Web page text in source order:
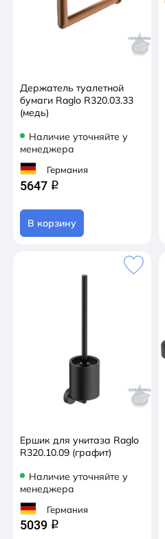
Держатель туалетной
бумаги Raglo R320.03.33
(медь)
Наличие уточняйте у
менеджера
Германия
5647 q
В корзину
Ершик для унитаза Raglo
R320.10.09 (графит)
Наличие уточняйте у
менеджера
Германия
5039 q